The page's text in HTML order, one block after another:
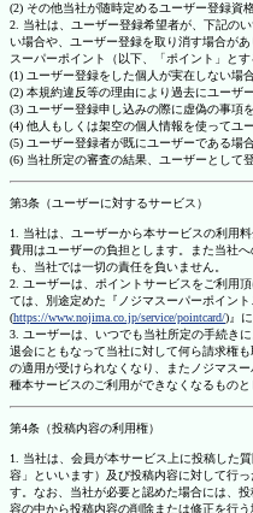
(2) その他当社が随時定めるユーザー登録資
2. 当社は、ユーザー登録希望者が、下記の
い場合や、ユーザー登録を取り消す場合が
スーパーポイント（以下、「ポイント」と
(1) ユーザー登録をした個人が実在しない場
(2) 本規約違反等の理由により過去にユーザ
(3) ユーザー登録申し込みの際に虚偽の事項
(4) 他人もしくは架空の個人情報を使ってユ
(5) ユーザー登録者が既にユーザーである場
(6) 当社所定の審査の結果、ユーザーとして
第3条（ユーザーに対するサービス）
1. 当社は、ユーザーから本サービスの利用
費用はユーザーの負担とします。また当社
も、当社では一切の責任を負いません。
2. ユーザーは、ポイントサービスをご利用
ては、別途定めた『ノジマスーパーポイン
(https://www.nojima.co.jp/service/pointcard/)』
3. ユーザーは、いつでも当社所定の手続き
退会にともなって当社に対して何ら請求権
の適用が受けられなくなり、またノジマス
種本サービスのご利用ができなくなるものと
第4条（投稿内容の利用権）
1. 当社は、会員が本サービス上に投稿した
容」といいます）及び投稿内容に対して行
す。なお、当社が必要と認めた場合には、
容の中から投稿内容の削除または修正を行う